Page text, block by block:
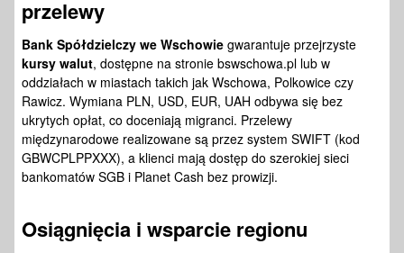
przelewy
Bank Spółdzielczy we Wschowie gwarantuje przejrzyste
kursy walut, dostępne na stronie bswschowa.pl lub w
oddziałach w miastach takich jak Wschowa, Polkowice czy
Rawicz. Wymiana PLN, USD, EUR, UAH odbywa się bez
ukrytych opłat, co doceniają migranci. Przelewy
międzynarodowe realizowane są przez system SWIFT (kod
GBWCPLPPXXX), a klienci mają dostęp do szerokiej sieci
bankomatów SGB i Planet Cash bez prowizji.
Osiągnięcia i wsparcie regionu